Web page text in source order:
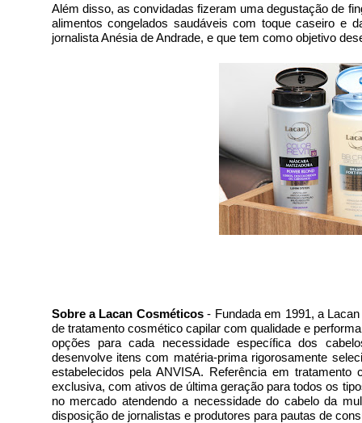
Além disso, as convidadas fizeram uma degustação de
alimentos congelados saudáveis com toque caseiro e
jornalista Anésia de Andrade, e que tem como objetivo
Sobre a Lacan Cosméticos - Fundada em 1991, a
de tratamento cosmético capilar com qualidade e
opções para cada necessidade específica dos
desenvolve itens com matéria-prima rigorosamente
estabelecidos pela ANVISA. Referência em
exclusiva, com ativos de última geração para todos os
no mercado atendendo a necessidade do cabelo da
disposição de jornalistas e produtores para pautas de